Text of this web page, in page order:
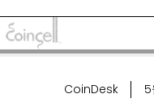
CoinDesk